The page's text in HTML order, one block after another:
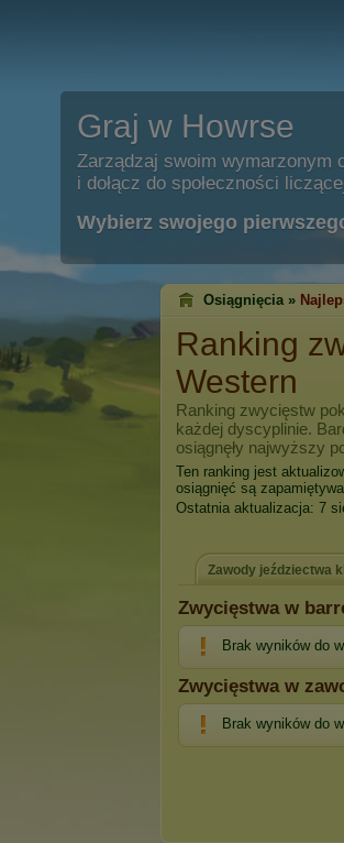
Graj w Howrse
Zarządzaj swoim wymarzonym
i dołącz do społeczności
Wybierz swojego
Osiągnięcia »
Ranking
Western
Ranking zwycięstw
każdej dyscyplinie.
osiągnęły najwyższy
Ten ranking jest
osiągnięć są
Ostatnia aktualizacja: 7
Zawody jeździectwa
Zwycięstwa w
Brak wyników do
Zwycięstwa w
Brak wyników do